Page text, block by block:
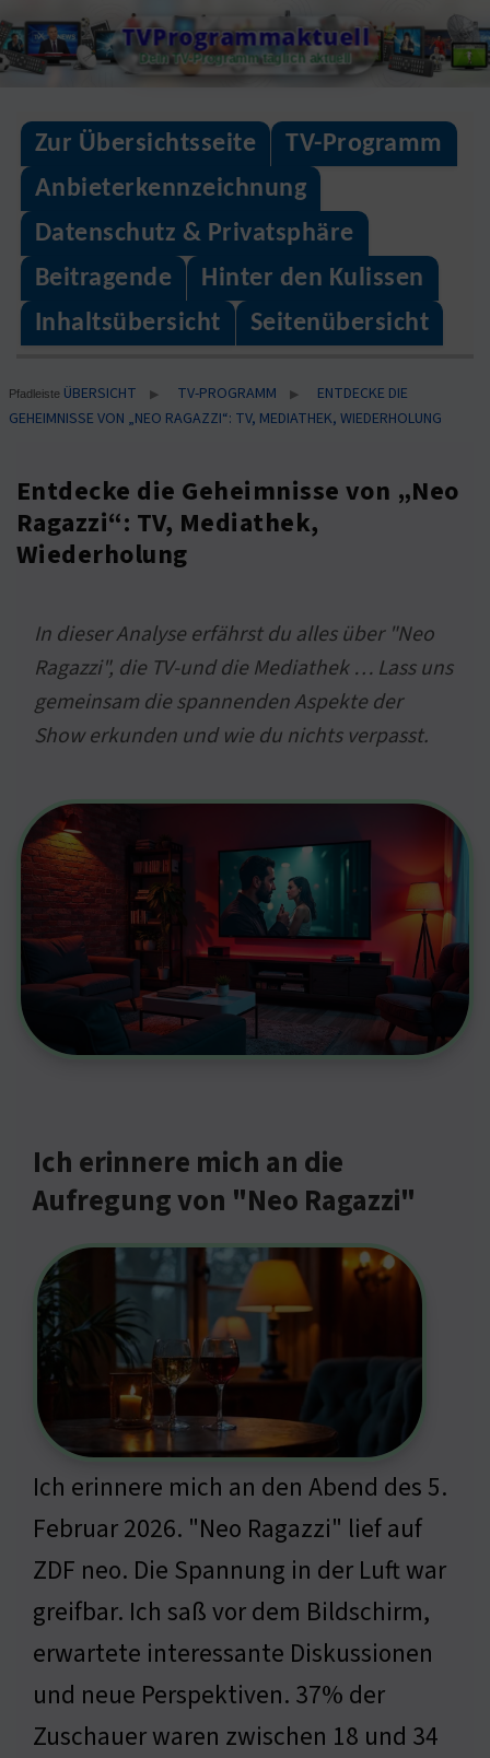
Skip
to
TVProgrammaktuell
Dein TV-Programm täglich aktuell
Zur Übersichtsseite
TV-Programm
Anbieterkennzeichnung
Datenschutz & Privatsphäre
Beitragende
Hinter den Kulissen
Inhaltsübersicht
Seitenübersicht
Pfadleiste ÜBERSICHT ▶ TV-PROGRAMM ▶
ENTDECKE DIE
GEHEIMNISSE VON „NEO RAGAZZI“: TV, MEDIATHEK, WIEDERHOLUNG
Entdecke die Geheimnisse von „Neo
Ragazzi“: TV, Mediathek,
Wiederholung
In dieser Analyse erfährst du alles über "Neo
Ragazzi", die TV-und die Mediathek … Lass uns
gemeinsam die spannenden Aspekte der
Show erkunden und wie du nichts verpasst.
Ich erinnere mich an die
Aufregung von "Neo Ragazzi"
Ich erinnere mich an den Abend des 5.
Februar 2026. "Neo Ragazzi" lief auf
ZDF neo. Die Spannung in der Luft war
greifbar. Ich saß vor dem Bildschirm,
erwartete interessante Diskussionen
und neue Perspektiven. 37% der
Zuschauer waren zwischen 18 und 34